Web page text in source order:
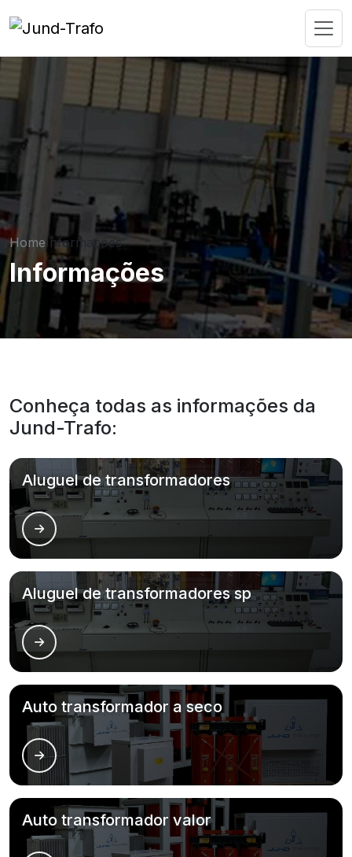
Home Informações
Informações
Conheça todas as informações da
Jund-Trafo:
Aluguel de transformadores
Aluguel de transformadores sp
Auto transformador a seco
Auto transformador valor